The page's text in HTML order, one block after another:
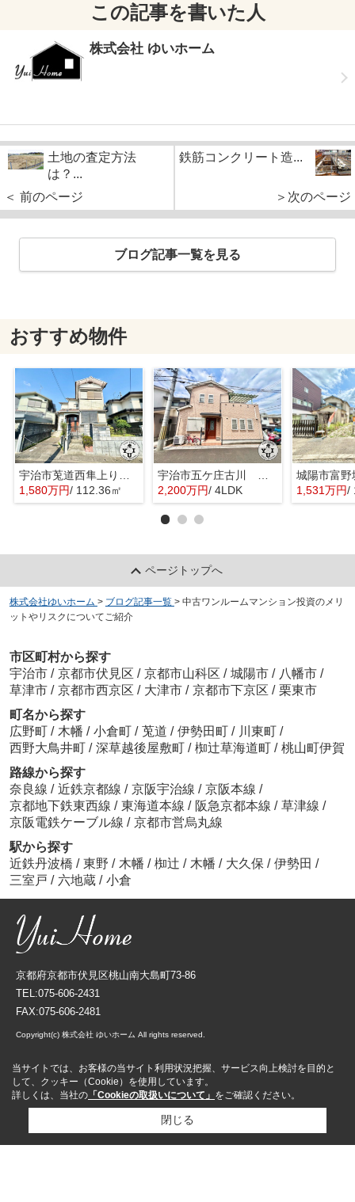
この記事を書いた人
株式会社 ゆいホーム
土地の査定方法
は？...
＜ 前のページ
鉄筋コンクリート造...
＞次のページ
ブログ記事一覧を見る
おすすめ物件
宇治市莵道西隼上り 土地
1,580万円/ 112.36㎡
宇治市五ケ庄古川 オーナーチェンジ 中古戸建
2,200万円/ 4LDK
城陽市富
1,531万円/
ページトップへ
株式会社ゆいホーム > ブログ記事一覧 > 中古ワンルームマンション投資のメリ
ットやリスクについてご紹介
市区町村から探す
宇治市 / 京都市伏見区 / 京都市山科区 / 城陽市 / 八幡市 /
草津市 / 京都市西京区 / 大津市 / 京都市下京区 / 栗東市
町名から探す
広野町 / 木幡 / 小倉町 / 莵道 / 伊勢田町 / 川東町 /
西野大鳥井町 / 深草越後屋敷町 / 椥辻草海道町 / 桃山町伊賀
路線から探す
奈良線 / 近鉄京都線 / 京阪宇治線 / 京阪本線 /
京都地下鉄東西線 / 東海道本線 / 阪急京都本線 / 草津線 /
京阪電鉄ケーブル線 / 京都市営烏丸線
駅から探す
近鉄丹波橋 / 東野 / 木幡 / 椥辻 / 木幡 / 大久保 / 伊勢田 /
三室戸 / 六地蔵 / 小倉
京都府京都市伏見区桃山南大島町73-86
TEL:075-606-2431
FAX:075-606-2481
Copyright(c) 株式会社 ゆいホーム All rights reserved.
当サイトでは、お客様の当サイト利用状況把握、サービス向上検討を目的と
して、クッキー（Cookie）を使用しています。
詳しくは、当社の 「Cookieの取扱いについて」 をご確認ください。
閉じる